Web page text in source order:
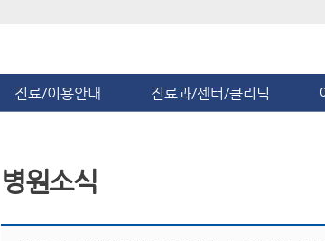
진료/이용안내 진료과/센터/클리닉
병원소식